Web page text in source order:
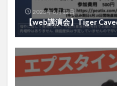
2023年6月12日
【web講演会】Tiger